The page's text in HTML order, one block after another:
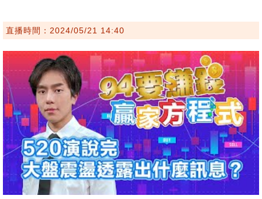
直播時間：2024/05/21 14:40